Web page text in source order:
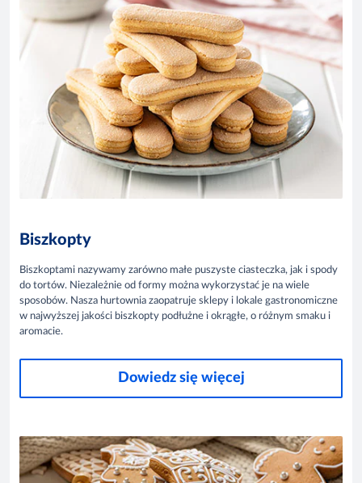
Biszkopty
Biszkoptami nazywamy zarówno małe puszyste ciasteczka, jak i spody
do tortów. Niezależnie od formy można wykorzystać je na wiele
sposobów. Nasza hurtownia zaopatruje sklepy i lokale gastronomiczne
w najwyższej jakości biszkopty podłużne i okrągłe, o różnym smaku i
aromacie.
Dowiedz się więcej